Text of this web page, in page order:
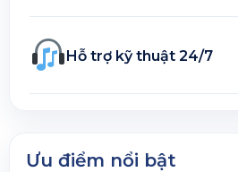
Hỗ trợ kỹ thuật 24/7
Ưu điểm nổi bật